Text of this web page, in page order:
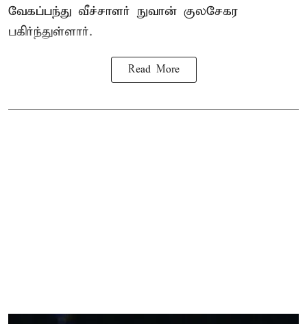
வேகப்பந்து வீச்சாளர் நுவான் குலசேகர
பகிர்ந்துள்ளார்.
Read More